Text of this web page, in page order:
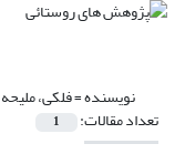
نویسنده =فلکی، ملیحه
تعداد مقالات: 1